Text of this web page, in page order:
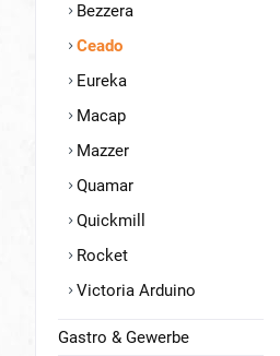
Bezzera
Ceado
Eureka
Macap
Mazzer
Quamar
Quickmill
Rocket
Victoria Arduino
Gastro & Gewerbe